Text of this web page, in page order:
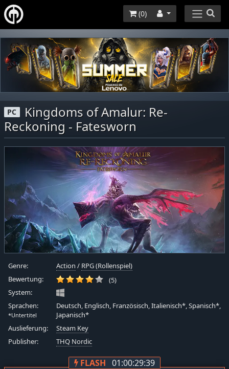
(0)
PC
Kingdoms of Amalur: Re-
Reckoning - Fatesworn
Genre: Action / RPG (Rollenspiel)
Bewertung:
(5)
System:
Sprachen:
*Untertitel
Deutsch, Englisch, Französisch, Italienisch*, Spanisch*,
Japanisch*
Auslieferung:
Steam Key
Publisher:
THQ Nordic
FLASH 01:00:29:39